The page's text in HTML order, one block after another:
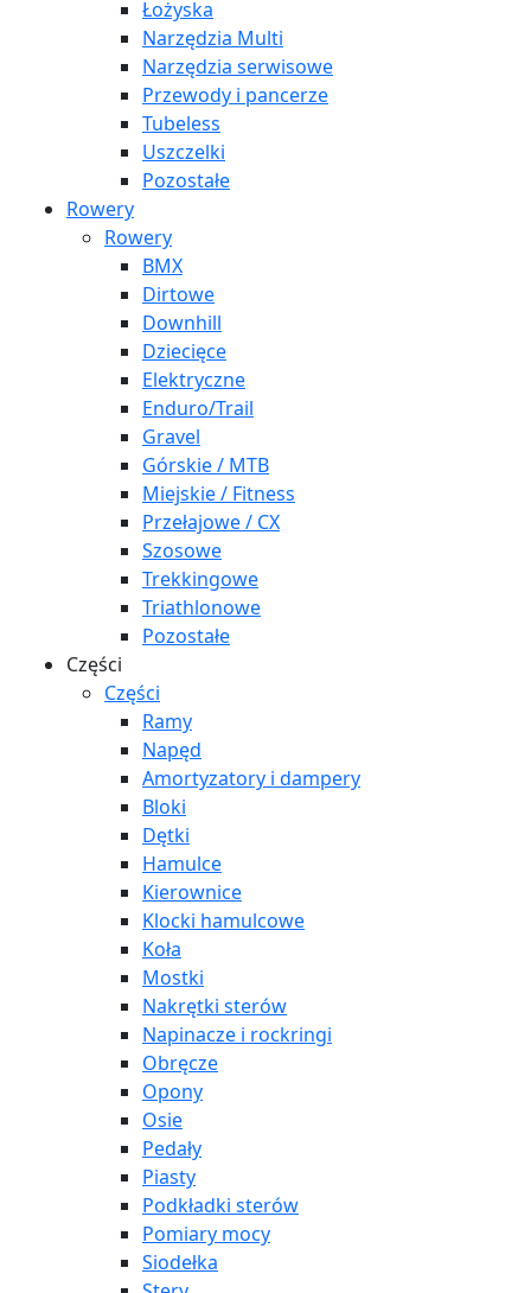
Łożyska
Narzędzia Multi
Narzędzia serwisowe
Przewody i pancerze
Tubeless
Uszczelki
Pozostałe
Rowery
Rowery
BMX
Dirtowe
Downhill
Dziecięce
Elektryczne
Enduro/Trail
Gravel
Górskie / MTB
Miejskie / Fitness
Przełajowe / CX
Szosowe
Trekkingowe
Triathlonowe
Pozostałe
Części
Części
Ramy
Napęd
Amortyzatory i dampery
Bloki
Dętki
Hamulce
Kierownice
Klocki hamulcowe
Koła
Mostki
Nakrętki sterów
Napinacze i rockringi
Obręcze
Opony
Osie
Pedały
Piasty
Podkładki sterów
Pomiary mocy
Siodełka